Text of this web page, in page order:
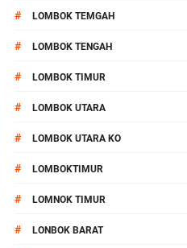
# LOMBOK TEMGAH
# LOMBOK TENGAH
# LOMBOK TIMUR
# LOMBOK UTARA
# LOMBOK UTARA KO
# LOMBOKTIMUR
# LOMNOK TIMUR
# LONBOK BARAT